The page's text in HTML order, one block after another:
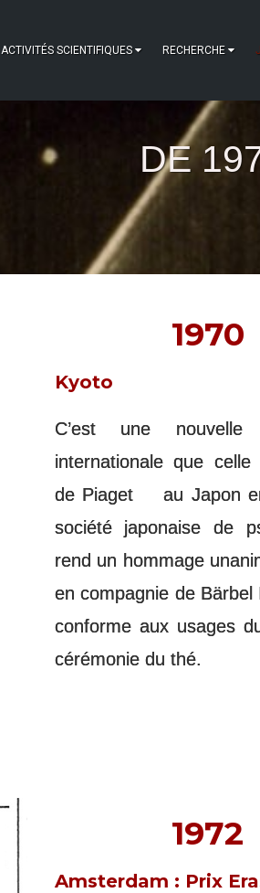
ACTIVITÉS SCIENTIFIQUES RECHERCHE
DE
1970
Kyoto
C’est une nouvelle
internationale que celle
de Piaget au Japon
société japonaise de
rend un hommage
en compagnie de Bärbel
conforme aux usages
cérémonie du thé.
1972
Amsterdam : Prix